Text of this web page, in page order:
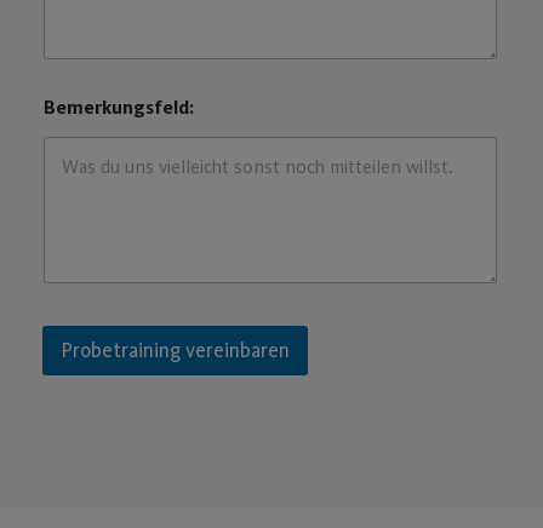
Bemerkungsfeld:
Probetraining vereinbaren